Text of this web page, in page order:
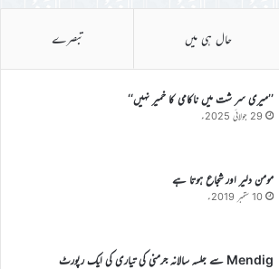
حال ہی میں تبصرے
’’میری سر شت میں ناکامی کا خمیر نہیں‘‘
29 جولائی 2025ء
مومن دلیر اور شجاع ہوتا ہے
10 ستمبر 2019ء
Mendig سے جلسہ سالانہ جرمنی کی تیاری کی ایک رپورٹ